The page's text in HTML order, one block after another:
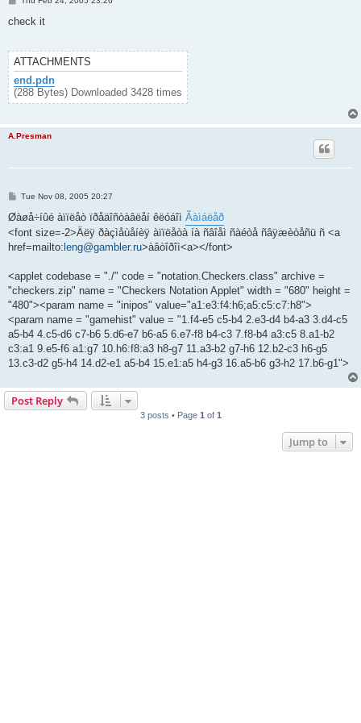
s
check it
ATTACHMENTS
end.pdn
(288 Bytes) Downloaded 3428 times
A.Presman
P
s
Tue Nov 08, 2005 20:27
Øàøå÷íûé àïïëåò ïðåäîñòàâëåí êëóáîì Ãàìáëåð
<font size=-2>Äëÿ ðàçìåùåíèÿ àïïëåòà íà ñâîåì ñàéòå ñâÿæèòåñü ñ <a
href=mailto: leng@gambler.ru>àâòîðîì<a></font>
<applet codebase = "./" code = "notation.Checkers.class" archive =
"checkers.zip" name = "Checkers Notation Applet" width = "680" height =
"480"><param name = "inipos" value="a1:e3:f4:h6;a5:c5:c7:h8">
<param name = "gamehist" value = "1.f4-e5 c5-b4 2.e3-d4 b4-a3 3.d4-c5
a5-b4 4.c5-d6 c7-b6 5.d6-e7 b6-a5 6.e7-f8 b4-c3 7.f8-b4 a3:c5 8.a1-b2
c3:a1 9.e5-f6 a1:g7 10.h6:f8:a3 h8-g7 11.a3-b2 g7-h6 12.b2-c3 h6-g5
13.c3-d2 g5-h4 14.d2-e1 a5-b4 15.e1:a5 h4-g3 16.a5-b6 g3-h2 17.b6-g1">
Post Reply
3 posts • Page 1 of 1
Jump to